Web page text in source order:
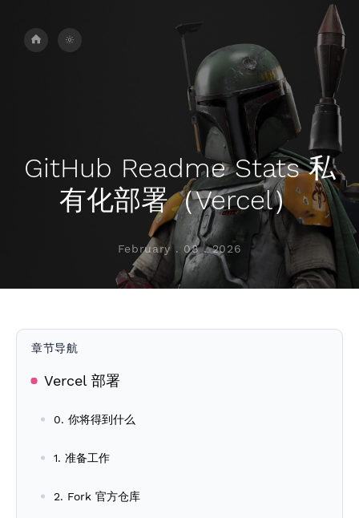
GitHub Readme Stats 私
有化部署（Vercel）
February . 08 . 2026
章节导航
Vercel 部署
0. 你将得到什么
1. 准备工作
2. Fork 官方仓库